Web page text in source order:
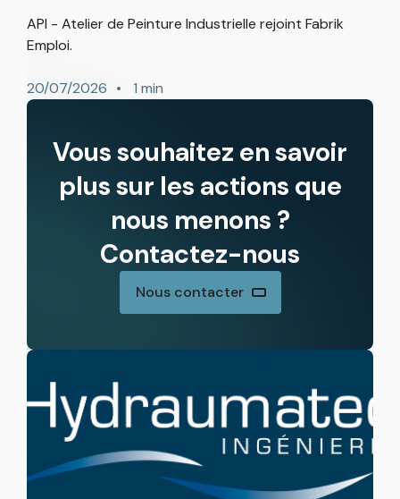
API - Atelier de Peinture Industrielle rejoint Fabrik
Emploi.
20/07/2026 1 min
Vous souhaitez en savoir
plus sur les actions que
nous menons ?
Contactez-nous
Nous contacter